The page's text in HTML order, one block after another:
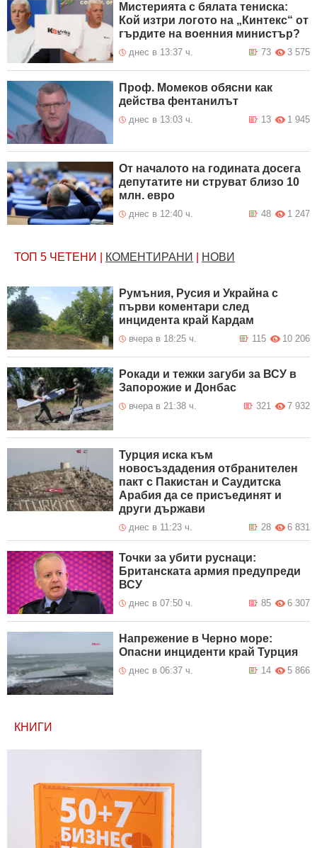
Мистерията с бялата тениска:
Кой изтри логото на „Кинтекс“ от
гърдите на военния министър?
днес в 13:37 ч. 3 575
73
Проф. Момеков обясни как
действа фентанилът
днес в 13:03 ч. 1 945
13
От началото на годината досега
депутатите ни струват близо 10
млн. евро
днес в 12:40 ч. 1 247
48
ТОП 5 ЧЕТЕНИ КОМЕНТИРАНИ НОВИ
Румъния, Русия и Украйна с
първи коментари след
инцидента край Кардам
вчера в 18:25 ч. 10 206
115
Рокади и тежки загуби за ВСУ в
Запорожие и Донбас
вчера в 21:38 ч. 7 932
321
Турция иска към
новосъздадения отбранителен
пакт с Пакистан и Саудитска
Арабия да се присъединят и
други държави
днес в 11:23 ч. 6 831
28
Точки за убити руснаци:
Британската армия предупреди
ВСУ
днес в 07:50 ч. 6 307
85
Напрежение в Черно море:
Опасни инциденти край Турция
днес в 06:37 ч. 5 866
14
КНИГИ